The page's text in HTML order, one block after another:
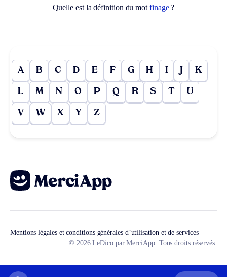
Quelle est la définition du motfinage?
A B C D E F G H I J K
L M N O P Q R S T U
V W X Y Z
Mentions légales et conditions générales d’utilisation et de services
© 2026 LeDico par MerciApp. Tous droits réservés.